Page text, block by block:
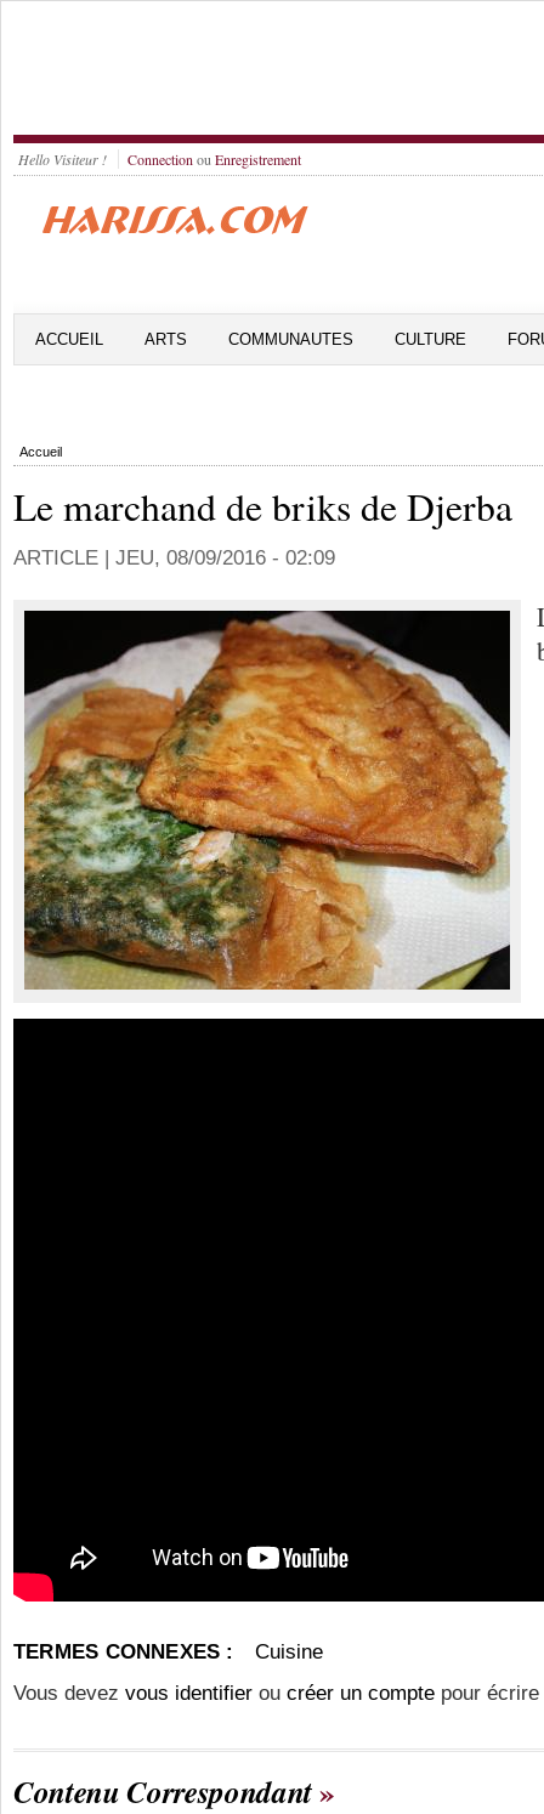
Hello Visiteur ! Connection ou Enregistrement
ACCUEIL ARTS COMMUNAUTES CULTURE
Accueil
Le marchand de briks de Djerba
ARTICLE | JEU, 08/09/2016 - 02:09
TERMES CONNEXES :
Cuisine
Vous devez vous identifier ou créer un compte pour
Contenu Correspondant